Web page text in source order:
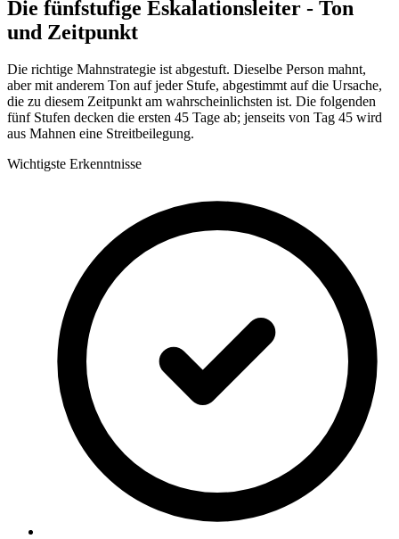
Die fünfstufige Eskalationsleiter - Ton
und Zeitpunkt
Die richtige Mahnstrategie ist abgestuft. Dieselbe Person mahnt,
aber mit anderem Ton auf jeder Stufe, abgestimmt auf die Ursache,
die zu diesem Zeitpunkt am wahrscheinlichsten ist. Die folgenden
fünf Stufen decken die ersten 45 Tage ab; jenseits von Tag 45 wird
aus Mahnen eine Streitbeilegung.
Wichtigste Erkenntnisse